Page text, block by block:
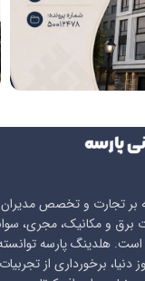
بر تجارت و تخصص
برق و مکانیک، مجری،
هلدینگ پارسه
برخورداری از